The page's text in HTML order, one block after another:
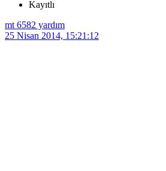
Kayıtlı
mt 6582 yardım
25 Nisan 2014, 15:21:12